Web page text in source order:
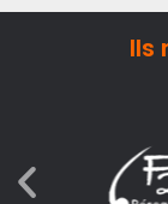
Ils